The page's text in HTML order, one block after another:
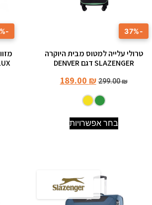
-37%
טרולי עלייה למטוס מבית היוקרה
SLAZENGER דגם DENVER
299.00₪
189.00 ₪
בחר אפשרויות
-22%